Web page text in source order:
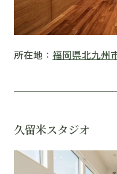
所在地： 福岡県北九州
久留米スタジオ